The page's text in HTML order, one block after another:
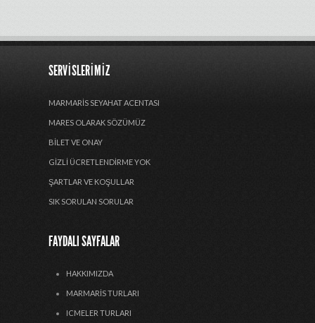
SERVISLERIMIZ
MARMARIS SEYAHAT ACENTASI
MARES OLARAK SÖZÜMÜZ
BILET VE ONAY
GIZLI ÜCRETLENDIRME YOK
ŞARTLAR VE KOŞULLAR
SIK SORULAN SORULAR
FAYDALI SAYFALAR
HAKKIMIZDA
MARMARIS TURLARI
ICMELER TURLARI